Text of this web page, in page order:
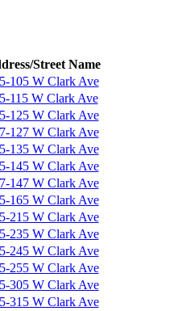
Street Name
105 W Clark Ave
115 W Clark Ave
125 W Clark Ave
127 W Clark Ave
135 W Clark Ave
145 W Clark Ave
147 W Clark Ave
165 W Clark Ave
215 W Clark Ave
235 W Clark Ave
245 W Clark Ave
255 W Clark Ave
305 W Clark Ave
315 W Clark Ave